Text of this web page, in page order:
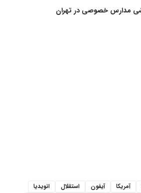
مدارس خصوصی در تهران
آمریکا آیفون استقلال
انویدیا